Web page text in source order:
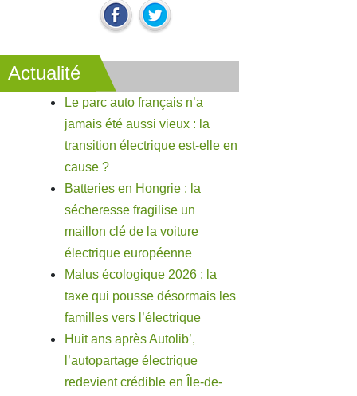
Actualité
Le parc auto français n’a
jamais été aussi vieux : la
transition électrique est-elle en
cause ?
Batteries en Hongrie : la
sécheresse fragilise un
maillon clé de la voiture
électrique européenne
Malus écologique 2026 : la
taxe qui pousse désormais les
familles vers l’électrique
Huit ans après Autolib’,
l’autopartage électrique
redevient crédible en Île-de-